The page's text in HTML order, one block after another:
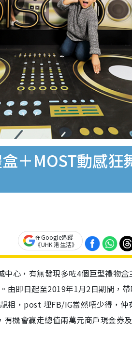
＋MOST動感
在Google追蹤
《UHK 港生活》
心，有無發現多咗4個巨型禮物盒
由即日起至2019年1月2日期間，
相，post 埋FB/IG當然唔少得，仲
機會贏走總值兩萬元商戶現金券